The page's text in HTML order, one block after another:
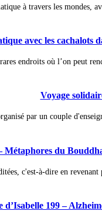
à travers les mondes,
avec les cachalots
endroits où l’on peut
Voyage
par un couple
Métaphores du
c'est-à-dire en
d’Isabelle 199 –